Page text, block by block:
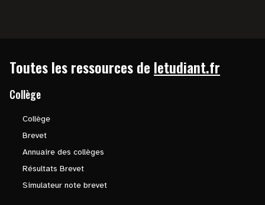
Toutes les ressources de letudiant.fr
Collège
Collège
Brevet
Annuaire des collèges
Résultats Brevet
Simulateur note brevet